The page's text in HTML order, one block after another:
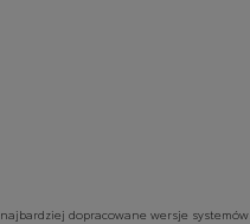
dopracowane wersje systemów.